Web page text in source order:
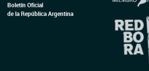
Boletín Oficial
de la República Argentina